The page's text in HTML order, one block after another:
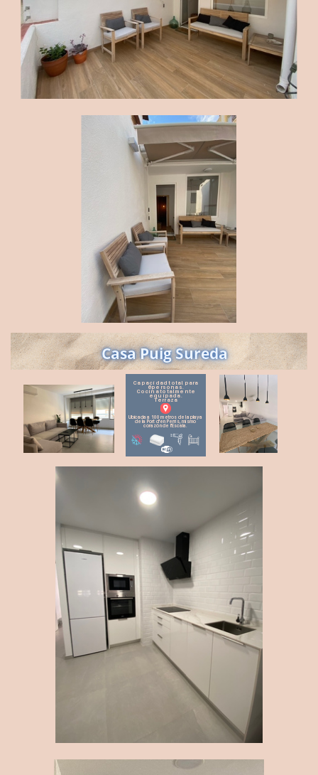
Casa Puig Sureda
Capacidad total para
6 personas.
Cocina totalmente
equipada.
Terraza
Ubicada a 100 metros de la playa ​
de la Port d'en Perris, mismo ​
corazón de l'Escala.